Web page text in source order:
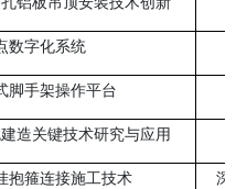
数字化系统
脚手架操作平台
造关键技术研究与应用
抱箍连接施工技术 深